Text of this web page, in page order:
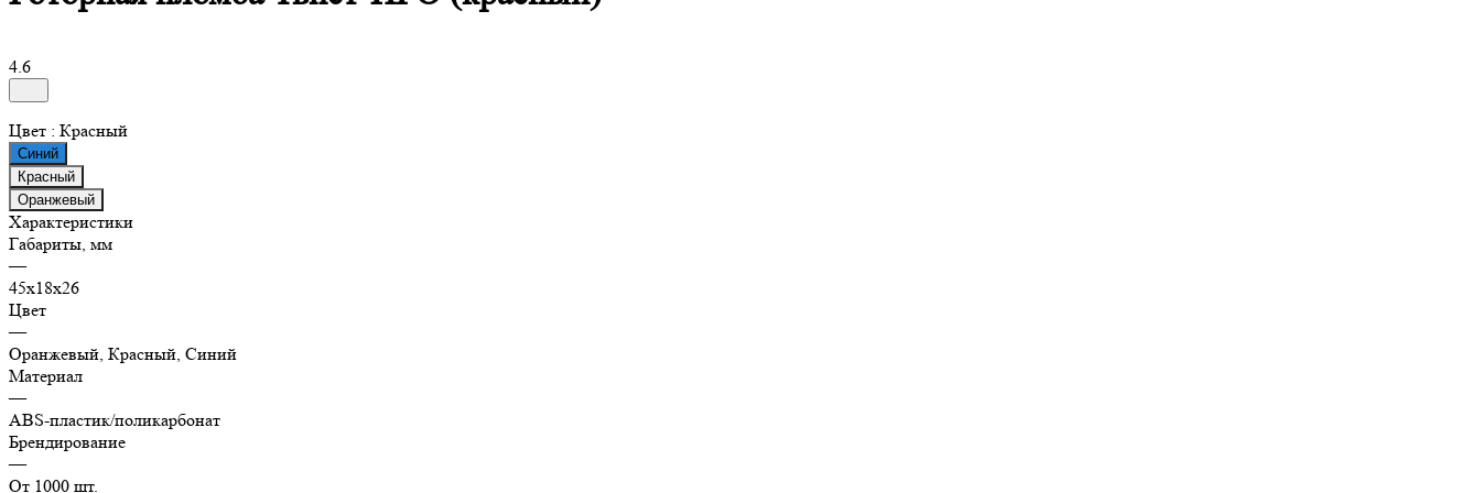
4.6
Цвет : Красный
Синий
Красный
Оранжевый
Характеристики
Габариты, мм
—
45х18х26
Цвет
—
Оранжевый, Красный, Синий
Материал
—
ABS-пластик/поликарбонат
Брендирование
—
От 1000 шт.